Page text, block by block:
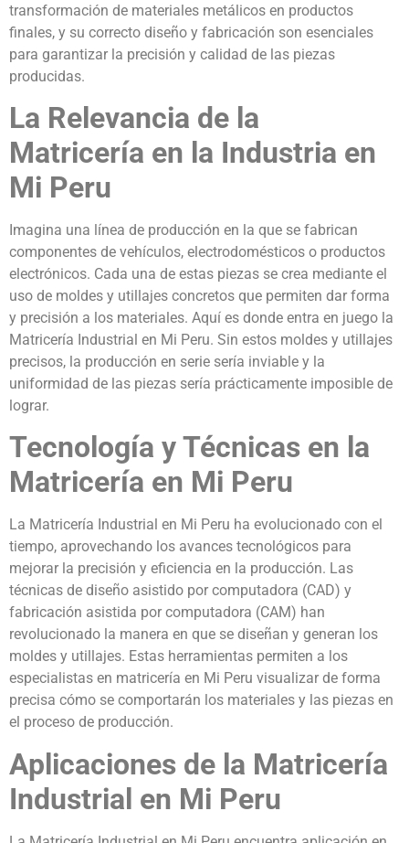
transformación de materiales metálicos en productos
finales, y su correcto diseño y fabricación son esenciales
para garantizar la precisión y calidad de las piezas
producidas.
La Relevancia de la
Matricería en la Industria en
Mi Peru
Imagina una línea de producción en la que se fabrican
componentes de vehículos, electrodomésticos o productos
electrónicos. Cada una de estas piezas se crea mediante el
uso de moldes y utillajes concretos que permiten dar forma
y precisión a los materiales. Aquí es donde entra en juego la
Matricería Industrial en Mi Peru. Sin estos moldes y utillajes
precisos, la producción en serie sería inviable y la
uniformidad de las piezas sería prácticamente imposible de
lograr.
Tecnología y Técnicas en la
Matricería en Mi Peru
La Matricería Industrial en Mi Peru ha evolucionado con el
tiempo, aprovechando los avances tecnológicos para
mejorar la precisión y eficiencia en la producción. Las
técnicas de diseño asistido por computadora (CAD) y
fabricación asistida por computadora (CAM) han
revolucionado la manera en que se diseñan y generan los
moldes y utillajes. Estas herramientas permiten a los
especialistas en matricería en Mi Peru visualizar de forma
precisa cómo se comportarán los materiales y las piezas en
el proceso de producción.
Aplicaciones de la Matricería
Industrial en Mi Peru